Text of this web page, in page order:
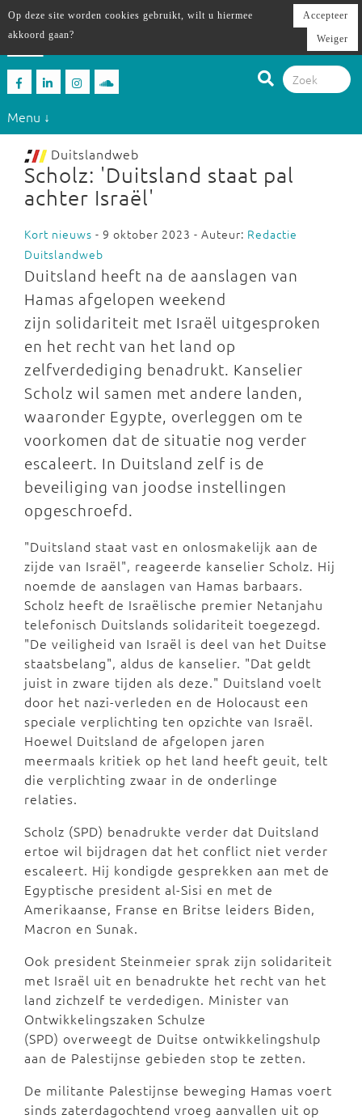
Menu ↓
Duitslandweb
Scholz: 'Duitsland staat pal
achter Israël'
Kort nieuws - 9 oktober 2023 - Auteur: Redactie
Duitslandweb
Duitsland heeft na de aanslagen van
Hamas afgelopen weekend
zijn solidariteit met Israël uitgesproken
en het recht van het land op
zelfverdediging benadrukt. Kanselier
Scholz wil samen met andere landen,
waaronder Egypte, overleggen om te
voorkomen dat de situatie nog verder
escaleert. In Duitsland zelf is de
beveiliging van joodse instellingen
opgeschroefd.
"Duitsland staat vast en onlosmakelijk aan de
zijde van Israël", reageerde kanselier Scholz. Hij
noemde de aanslagen van Hamas barbaars.
Scholz heeft de Israëlische premier Netanjahu
telefonisch Duitslands solidariteit toegezegd.
"De veiligheid van Israël is deel van het Duitse
staatsbelang", aldus de kanselier. "Dat geldt
juist in zware tijden als deze." Duitsland voelt
door het nazi-verleden en de Holocaust een
speciale verplichting ten opzichte van Israël.
Hoewel Duitsland de afgelopen jaren
meermaals kritiek op het land heeft geuit, telt
die verplichting zwaar in de onderlinge
relaties.
Scholz (SPD) benadrukte verder dat Duitsland
ertoe wil bijdragen dat het conflict niet verder
escaleert. Hij kondigde gesprekken aan met de
Egyptische president al-Sisi en met de
Amerikaanse, Franse en Britse leiders Biden,
Macron en Sunak.
Ook president Steinmeier sprak zijn solidariteit
met Israël uit en benadrukte het recht van het
land zichzelf te verdedigen. Minister van
Ontwikkelingszaken Schulze
(SPD) overweegt de Duitse ontwikkelingshulp
aan de Palestijnse gebieden stop te zetten.
De militante Palestijnse beweging Hamas voert
sinds zaterdagochtend vroeg aanvallen uit op
Op deze site worden cookies gebruikt, wilt u hiermee
akkoord gaan?
Accepteer
Weiger